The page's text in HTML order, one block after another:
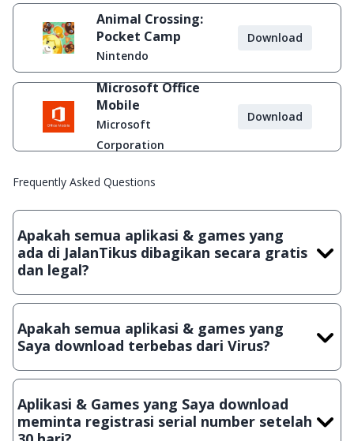
Animal Crossing:
Pocket Camp
Nintendo
Download
Microsoft Office
Mobile
Microsoft
Corporation
Download
Frequently Asked Questions
Apakah semua aplikasi & games yang
ada di JalanTikus dibagikan secara gratis
dan legal?
Ya, JalanTikus hanya membagikan aplikasi & games yang
crack, patch atau semacamnya.
Apakah semua aplikasi & games yang
Saya download terbebas dari Virus?
Ya, JalanTikus selalu melakukan scanning dengan 3 jenis
suatu aplikasi atau games, sehingga bisa dijamin 100%
terbebas dari virus.
Aplikasi & Games yang Saya download
meminta registrasi serial number setelah